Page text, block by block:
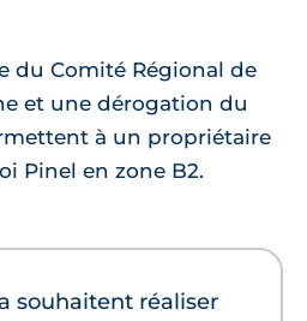
du Comité Régional de
et une dérogation du
à un propriétaire
Pinel en zone B2.
souhaitent réaliser